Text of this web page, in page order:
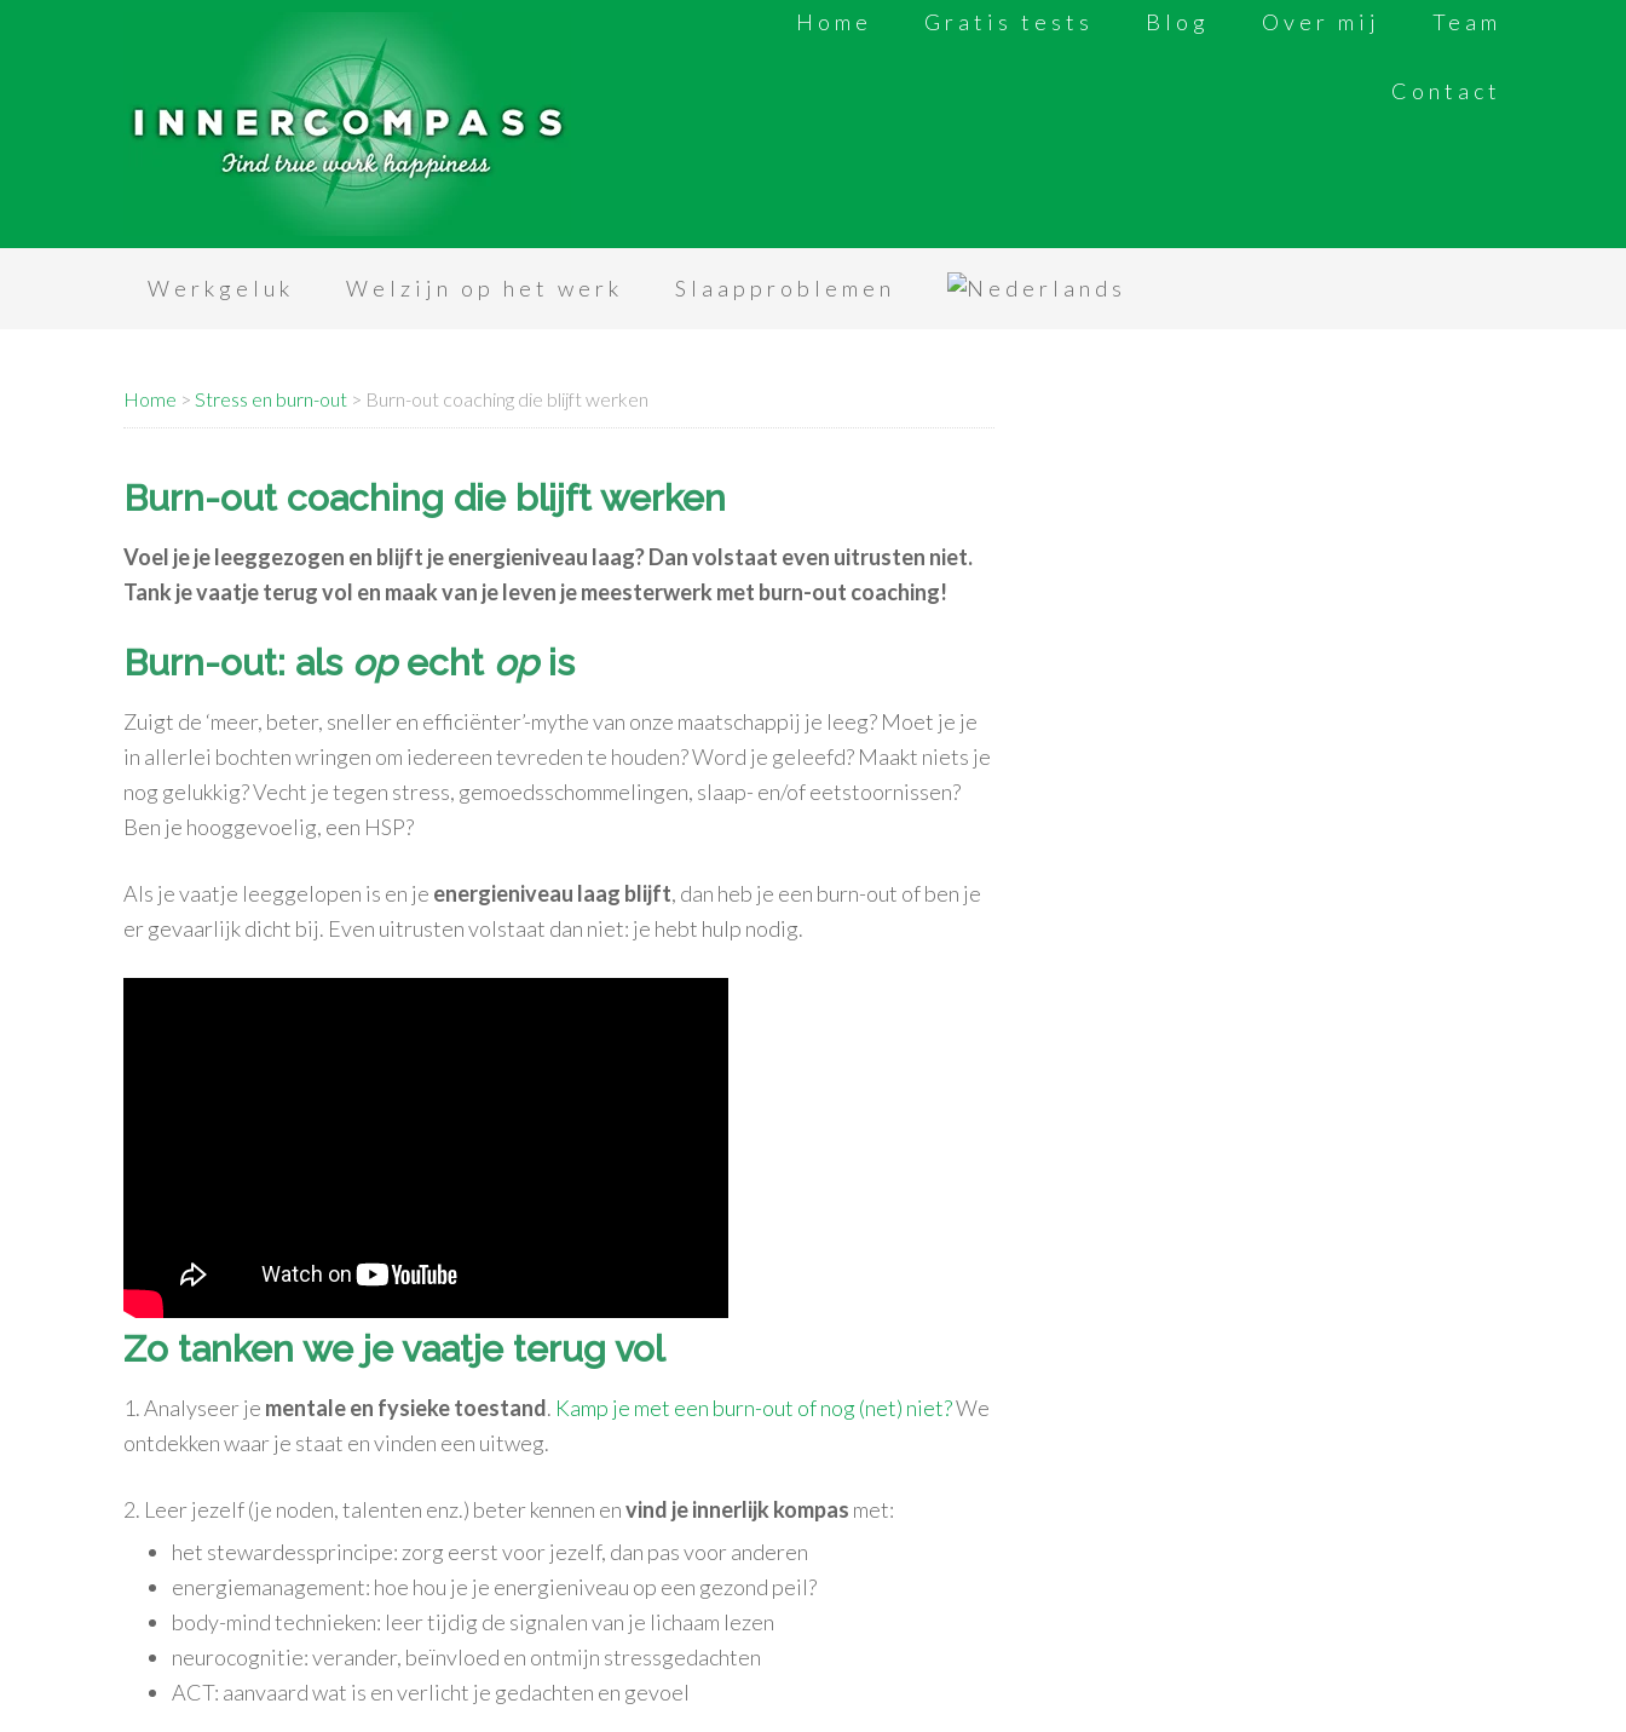
Home Gratis tests Blog Over mij Team
Contact
Werkgeluk Welzijn op het werk Slaapproblemen
Home > Stress en burn-out > Burn-out coaching die blijft werken
Burn-out coaching die blijft werken
Voel je je leeggezogen en blijft je energieniveau laag? Dan volstaat even uitrusten niet.
Tank je vaatje terug vol en maak van je leven je meesterwerk met burn-out coaching!
Burn-out: als opecht opis
Zuigt de ‘meer, beter, sneller en efficiënter’-mythe van onze maatschappij je leeg? Moet je je
in allerlei bochten wringen om iedereen tevreden te houden? Word je geleefd? Maakt niets je
nog gelukkig? Vecht je tegen stress, gemoedsschommelingen, slaap- en/of eetstoornissen?
Ben je hooggevoelig, een HSP?
Als je vaatje leeggelopen is en je energieniveau laag blijft, dan heb je een burn-out of ben je
er gevaarlijk dicht bij. Even uitrusten volstaat dan niet: je hebt hulp nodig.
Zo tanken we je vaatje terug vol
1. Analyseer je mentale en fysieke toestand. Kamp je met een burn-out of nog (net) niet?We
ontdekken waar je staat en vinden een uitweg.
2. Leer jezelf (je noden, talenten enz.) beter kennen envind je innerlijk kompas met:
het stewardessprincipe: zorg eerst voor jezelf, dan pas voor anderen
energiemanagement: hoe hou je je energieniveau op een gezond peil?
body-mind technieken: leer tijdig de signalen van je lichaam lezen
neurocognitie: verander, beïnvloed en ontmijn stressgedachten
ACT: aanvaard wat is en verlicht je gedachten en gevoel